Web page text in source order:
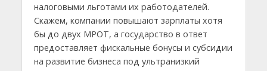
налоговыми льготами их работодателей.
Скажем, компании повышают зарплаты хотя
бы до двух МРОТ, а государство в ответ
предоставляет фискальные бонусы и субсидии
на развитие бизнеса под ультранизкий